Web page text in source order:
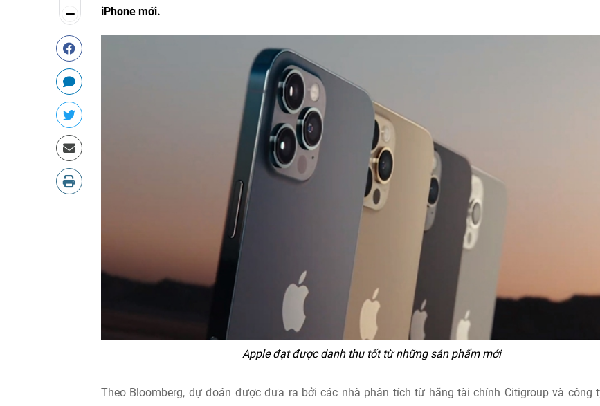
iPhone mới.
Apple đạt được danh thu tốt từ những sản phẩm mới
Theo Bloomberg, dự đoán được đưa ra bởi các nhà phân tích từ hãng tài chính Citigroup và công